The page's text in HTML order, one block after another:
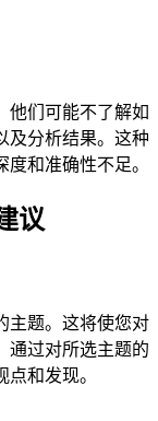
他们可能不了解如
及分析结果。这种
和准确性不足。
议
主题。这将使您对
通过对所选主题的
和发现。